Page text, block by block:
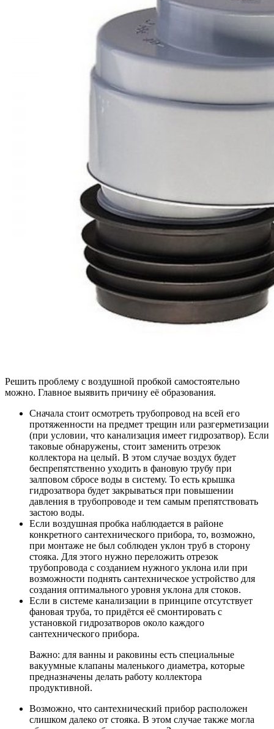
Решить проблему с воздушной пробкой самостоятельно
можно. Главное выявить причину её образования.
Сначала стоит осмотреть трубопровод на всей его
протяженности на предмет трещин или разгерметизации
(при условии, что канализация имеет гидрозатвор). Если
таковые обнаружены, стоит заменить отрезок
коллектора на целый. В этом случае воздух будет
беспрепятственно уходить в фановую трубу при
залповом сбросе воды в систему. То есть крышка
гидрозатвора будет закрываться при повышении
давления в трубопроводе и тем самым препятствовать
застою воды.
Если воздушная пробка наблюдается в районе
конкретного сантехнического прибора, то, возможно,
при монтаже не был соблюден уклон труб в сторону
стояка. Для этого нужно переложить отрезок
трубопровода с созданием нужного уклона или при
возможности поднять сантехническое устройство для
создания оптимального уровня уклона для стоков.
Если в системе канализации в принципе отсутствует
фановая труба, то придётся её смонтировать с
установкой гидрозатворов около каждого
сантехнического прибора.
Важно: для ванны и раковины есть специальные
вакуумные клапаны маленького диаметра, которые
предназначены делать работу коллектора
продуктивной.
Возможно, что сантехнический прибор расположен
слишком далеко от стояка. В этом случае также могла